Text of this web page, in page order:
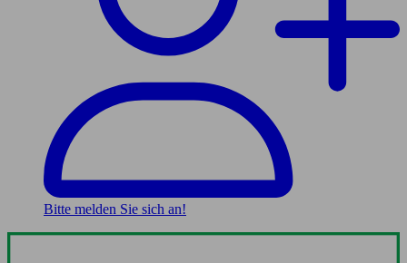
Bitte melden Sie sich an!